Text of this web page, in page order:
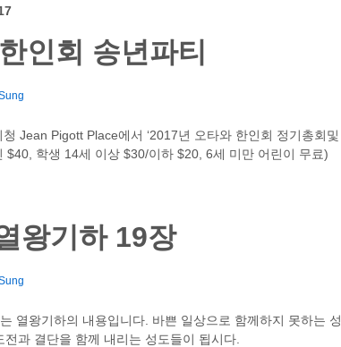
인회 송년파티
Jean Pigott Place에서 ‘2017년 오타와 한인회 정기총회및
$40, 학생 14세 이상 $30/이하 $20, 6세 미만 어린이 무료)
왕기하 19장
열왕기하의 내용입니다. 바쁜 일상으로 함께하지 못하는 성
과 결단을 함께 내리는 성도들이 됩시다.